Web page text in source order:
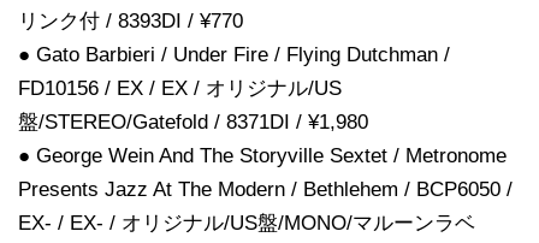
リンク付 / 8393DI / ¥770
● Gato Barbieri / Under Fire / Flying Dutchman /
FD10156 / EX / EX / オリジナル/US
盤/STEREO/Gatefold / 8371DI / ¥1,980
● George Wein And The Storyville Sextet / Metronome
Presents Jazz At The Modern / Bethlehem / BCP6050 /
EX- / EX- / オリジナル/US盤/MONO/マルーンラベ